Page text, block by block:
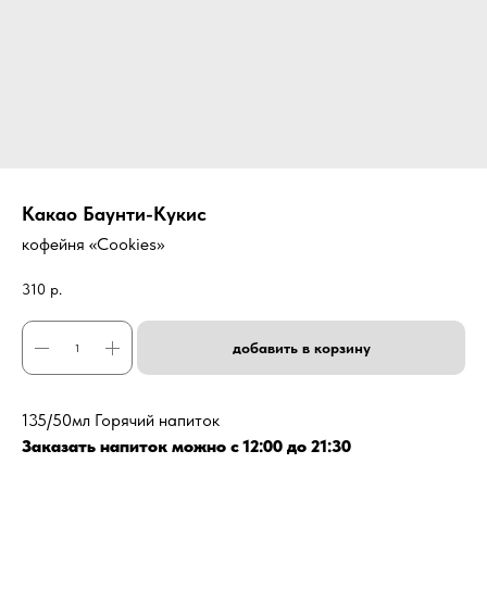
Какао Баунти-Кукис
кофейня «Cookies»
310 р.
добавить в корзину
135/50мл Горячий напиток
Заказать напиток можно с 12:00 до 21:30